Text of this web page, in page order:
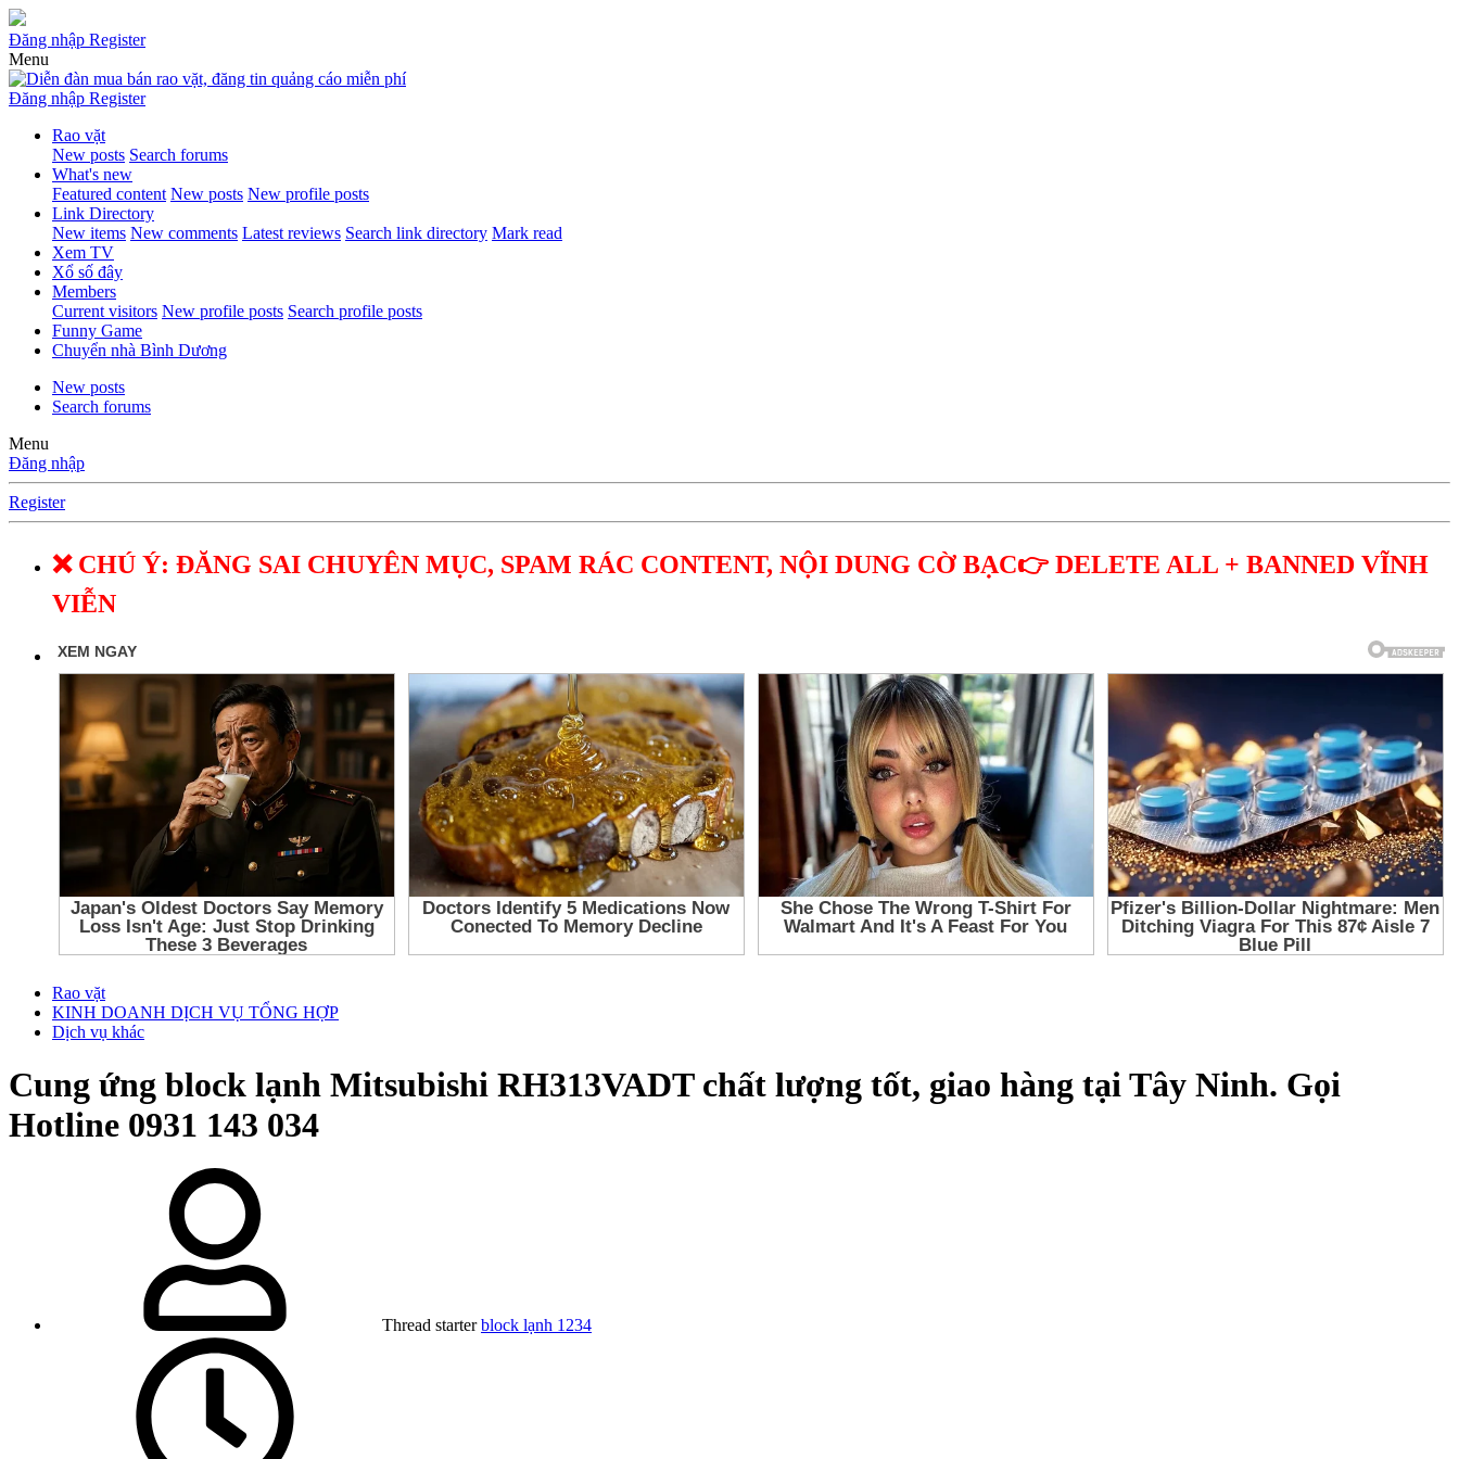
Đăng nhập Register
Menu
Đăng nhập Register
Rao vặt
New posts Search forums
What's new
Featured content New posts New profile posts
Link Directory
New items New comments Latest reviews Search link directory Mark read
Xem TV
Xổ số đây
Members
Current visitors New profile posts Search profile posts
Funny Game
Chuyển nhà Bình Dương
New posts
Search forums
Menu
Đăng nhập
Register
❌ CHÚ Ý: ĐĂNG SAI CHUYÊN MỤC, SPAM RÁC CONTENT, NỘI DUNG CỜ BẠC👉 DELETE ALL + BANNED VĨNH
VIỄN
Rao vặt
KINH DOANH DỊCH VỤ TỔNG HỢP
Dịch vụ khác
Cung ứng block lạnh Mitsubishi RH313VADT chất lượng tốt, giao hàng tại Tây Ninh. Gọi
Hotline 0931 143 034
Thread starter block lạnh 1234